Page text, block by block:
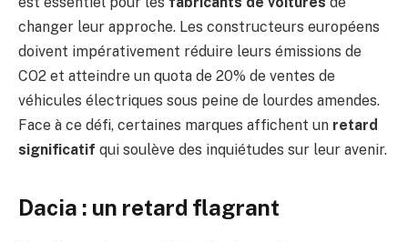
changer leur approche. Les constructeurs européens
doivent impérativement réduire leurs émissions de
CO2 et atteindre un quota de 20% de ventes de
véhicules électriques sous peine de lourdes amendes.
Face à ce défi, certaines marques affichent un retard
significatif qui soulève des inquiétudes sur leur avenir.
Dacia : un retard flagrant